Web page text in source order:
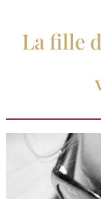
La fille